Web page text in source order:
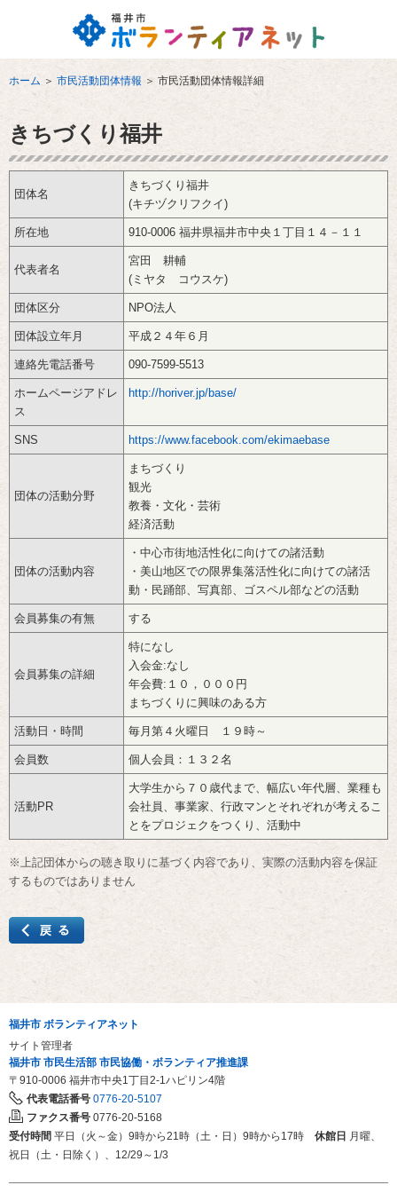
ホーム ＞ 市民活動団体情報 ＞ 市民活動団体情報詳細
きちづくり福井
団体名
きちづくり福井
(キチヅクリフクイ)
所在地 910-0006 福井県福井市中央１丁目１４－１１
代表者名
宮田 耕輔
(ミヤタ コウスケ)
団体区分 NPO法人
団体設立年月 平成２４年６月
連絡先電話番号 090-7599-5513
ホームページアドレ
ス
http://horiver.jp/base/
SNS https://www.facebook.com/ekimaebase
団体の活動分野
まちづくり
観光
教養・文化・芸術
経済活動
団体の活動内容
・中心市街地活性化に向けての諸活動‌
・美山地区での限界集落活性化に向けての諸活
動・民踊部、写真部、ゴスペル部などの活動
会員募集の有無 する
会員募集の詳細
特になし ‌
入会金:なし‌
年会費:１０，０００円‌
まちづくりに興味のある方
活動日・時間 毎月第４火曜日 １９時～
会員数 個人会員：１３２名
活動PR
大学生から７０歳代まで、幅広い年代層、業種も
会社員、事業家、行政マンとそれぞれが考えるこ
とをプロジェクをつくり、活動中
※上記団体からの聴き取りに基づく内容であり、実際の活動内容を保証
するものではありません
福井市 ボランティアネット
サイト管理者
福井市 市民生活部 市民協働・ボランティア推進課
〒910-0006 福井市中央1丁目2-1ハピリン4階
代表電話番号 0776-20-5107
ファクス番号 0776-20-5168
受付時間 平日（火～金）9時から21時（土・日）9時から17時 休館日 月曜、
祝日（土・日除く）、12/29～1/3